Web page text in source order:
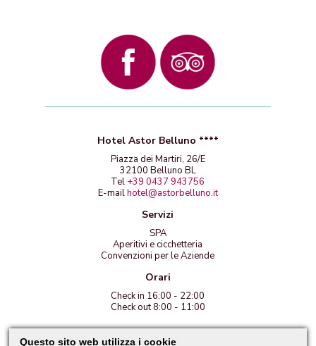
Hotel Astor Belluno ****
Piazza dei Martiri, 26/E
32100 Belluno BL
Tel +39 0437 943756
E-mailhotel@astorbelluno.it
Servizi
SPA
Aperitivi e cicchetteria
Convenzioni per le Aziende
Orari
Check in 16:00 - 22:00
Check out 8:00 - 11:00
PI 01201760251
Questo sito web utilizza i cookie